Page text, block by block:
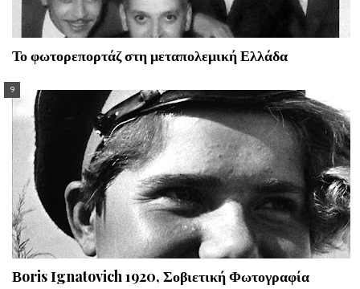
Το φωτορεπορτάζ στη μεταπολεμική Ελλάδα
Βoris Ιgnatovich 1920, Σοβιετική Φωτογραφία